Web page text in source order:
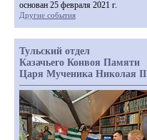
основан 25 февраля 2021 г.
Другие события
Тульский отдел
Казачьего Конвоя Памяти
Царя Мученика Николая II